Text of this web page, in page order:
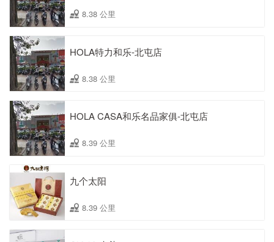
8.38 公里
HOLA特力和乐-北屯店
8.38 公里
HOLA CASA和乐名品家俱-北屯店
8.39 公里
九个太阳
8.39 公里